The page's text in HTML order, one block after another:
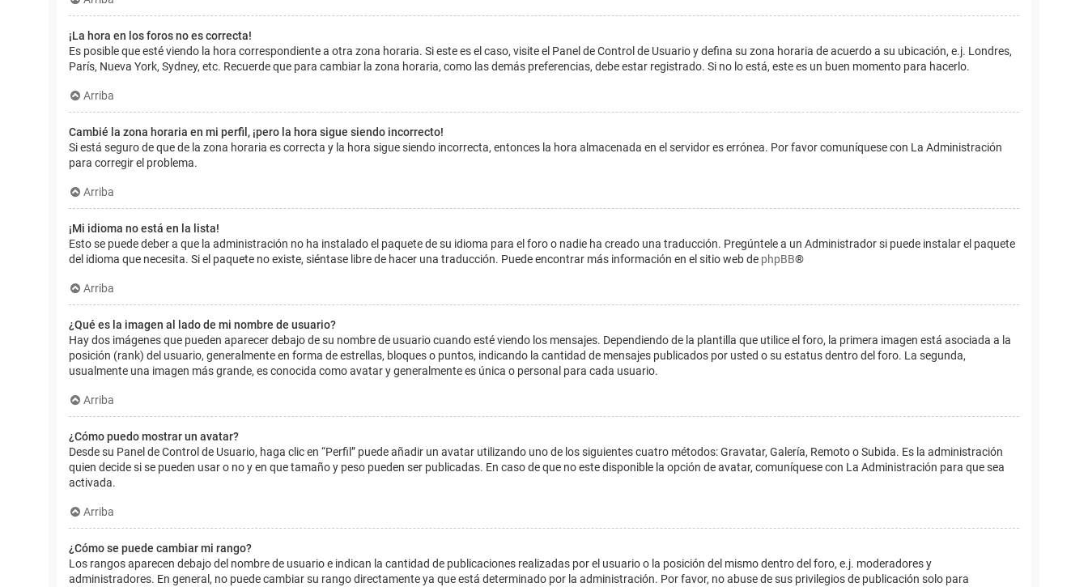
¡La hora en los foros no es correcta!
Es posible que esté viendo la hora correspondiente a otra zona horaria. Si este es el caso, visite el Panel de Control de Usuario y defina su zona horaria de acuerdo a su ubicación, e.j. Londres,
París, Nueva York, Sydney, etc. Recuerde que para cambiar la zona horaria, como las demás preferencias, debe estar registrado. Si no lo está, este es un buen momento para hacerlo.
Arriba
Cambié la zona horaria en mi perfil, ¡pero la hora sigue siendo incorrecto!
Si está seguro de que de la zona horaria es correcta y la hora sigue siendo incorrecta, entonces la hora almacenada en el servidor es errónea. Por favor comuníquese con La Administración
para corregir el problema.
Arriba
¡Mi idioma no está en la lista!
Esto se puede deber a que la administración no ha instalado el paquete de su idioma para el foro o nadie ha creado una traducción. Pregúntele a un Administrador si puede instalar el paquete
del idioma que necesita. Si el paquete no existe, siéntase libre de hacer una traducción. Puede encontrar más información en el sitio web de phpBB®
Arriba
¿Qué es la imagen al lado de mi nombre de usuario?
Hay dos imágenes que pueden aparecer debajo de su nombre de usuario cuando esté viendo los mensajes. Dependiendo de la plantilla que utilice el foro, la primera imagen está asociada a la
posición (rank) del usuario, generalmente en forma de estrellas, bloques o puntos, indicando la cantidad de mensajes publicados por usted o su estatus dentro del foro. La segunda,
usualmente una imagen más grande, es conocida como avatar y generalmente es única o personal para cada usuario.
Arriba
¿Cómo puedo mostrar un avatar?
Desde su Panel de Control de Usuario, haga clic en “Perfil” puede añadir un avatar utilizando uno de los siguientes cuatro métodos: Gravatar, Galería, Remoto o Subida. Es la administración
quien decide si se pueden usar o no y en que tamaño y peso pueden ser publicadas. En caso de que no este disponible la opción de avatar, comuníquese con La Administración para que sea
activada.
Arriba
¿Cómo se puede cambiar mi rango?
Los rangos aparecen debajo del nombre de usuario e indican la cantidad de publicaciones realizadas por el usuario o la posición del mismo dentro del foro, e.j. moderadores y
administradores. En general, no puede cambiar su rango directamente ya que está determinado por la administración. Por favor, no abuse de sus privilegios de publicación solo para